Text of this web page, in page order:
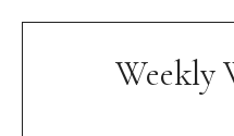
Weekly